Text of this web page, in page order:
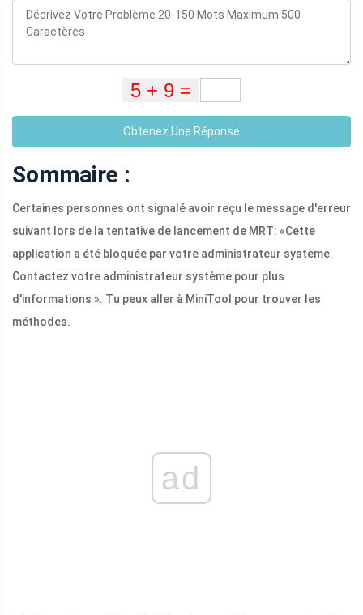
Obtenez Une Réponse
Sommaire :
Certaines personnes ont signalé avoir reçu le message d'erreur
suivant lors de la tentative de lancement de MRT: «Cette
application a été bloquée par votre administrateur système.
Contactez votre administrateur système pour plus
d'informations ». Tu peux aller à MiniTool pour trouver les
méthodes.
ad